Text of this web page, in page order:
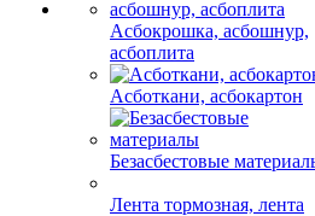
Крепеж
Подшипники
Асбокрошка, асбошнур,
асбоплита
Асботкани, асбокартон